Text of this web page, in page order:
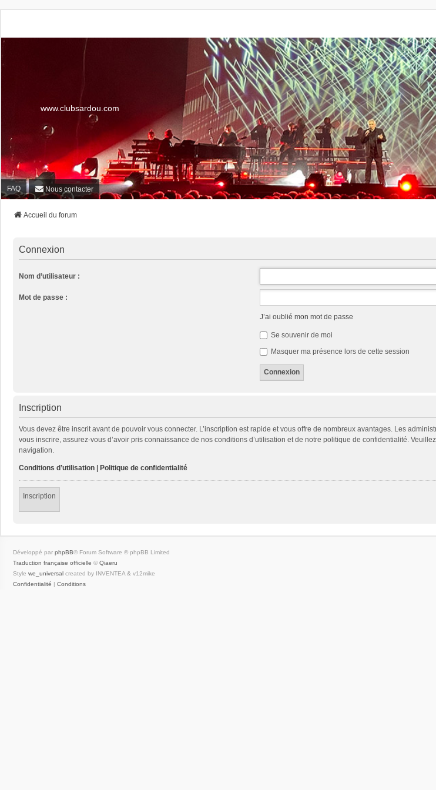
www.clubsardou.com
FAQ Nous contacter
Accueil du forum
Connexion
Nom d’utilisateur :
Mot de passe :
J’ai oublié mon mot de passe
Se souvenir de moi
Masquer ma présence lors de cette session
Inscription
Vous devez être inscrit avant de pouvoir vous connecter. L’inscription est rapide et vous offre de nombreux avantages. Les
vous inscrire, assurez-vous d’avoir pris connaissance de nos conditions d’utilisation et de notre politique de confidentialité.
navigation.
Conditions d’utilisation | Politique de confidentialité
Inscription
Développé par phpBB® Forum Software © phpBB Limited
Traduction française officielle © Qiaeru
Style we_universal created by INVENTEA & v12mike
Confidentialité | Conditions